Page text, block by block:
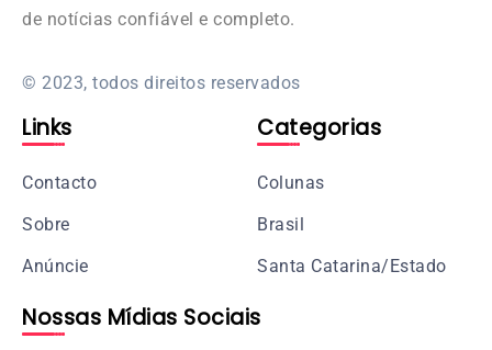
de notícias confiável e completo.
© 2023, todos direitos reservados
Links
Contacto
Sobre
Anúncie
Categorias
Colunas
Brasil
Santa Catarina/Estado
Nossas Mídias Sociais